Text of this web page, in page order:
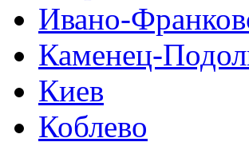
Ивано-
Каменец-
Киев
Коблево